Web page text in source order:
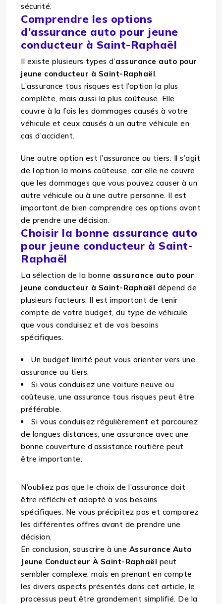
sécurité.
Comprendre les options
d’assurance auto pour jeune
conducteur à Saint-Raphaël
Il existe plusieurs types d’assurance auto pour
jeune conducteur à Saint-Raphaël.
L’assurance tous risques est l’option la plus
complète, mais aussi la plus coûteuse. Elle
couvre à la fois les dommages causés à votre
véhicule et ceux causés à un autre véhicule en
cas d’accident.
Une autre option est l’assurance au tiers. Il s’agit
de l’option la moins coûteuse, car elle ne couvre
que les dommages que vous pouvez causer à un
autre véhicule ou à une autre personne. Il est
important de bien comprendre ces options avant
de prendre une décision.
Choisir la bonne assurance auto
pour jeune conducteur à Saint-
Raphaël
La sélection de la bonne assurance auto pour
jeune conducteur à Saint-Raphaël dépend de
plusieurs facteurs. Il est important de tenir
compte de votre budget, du type de véhicule
que vous conduisez et de vos besoins
spécifiques.
Un budget limité peut vous orienter vers une
assurance au tiers.
Si vous conduisez une voiture neuve ou
coûteuse, une assurance tous risques peut être
préférable.
Si vous conduisez régulièrement et parcourez
de longues distances, une assurance avec une
bonne couverture d’assistance routière peut
être importante.
N’oubliez pas que le choix de l’assurance doit
être réfléchi et adapté à vos besoins
spécifiques. Ne vous précipitez pas et comparez
les différentes offres avant de prendre une
décision.
En conclusion, souscrire à une Assurance Auto
Jeune Conducteur À Saint-Raphaël peut
sembler complexe, mais en prenant en compte
les divers aspects présentés dans cet article, le
processus peut être grandement simplifié. De la